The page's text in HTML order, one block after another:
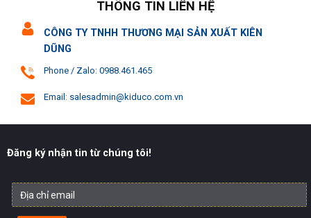
THÔNG TIN LIÊN HỆ
CÔNG TY TNHH THƯƠNG MẠI SẢN XUẤT KIÊN
DŨNG
Phone / Zalo: 0988.461.465
Email: salesadmin@kiduco.com.vn
Đăng ký nhận tin từ chúng tôi!